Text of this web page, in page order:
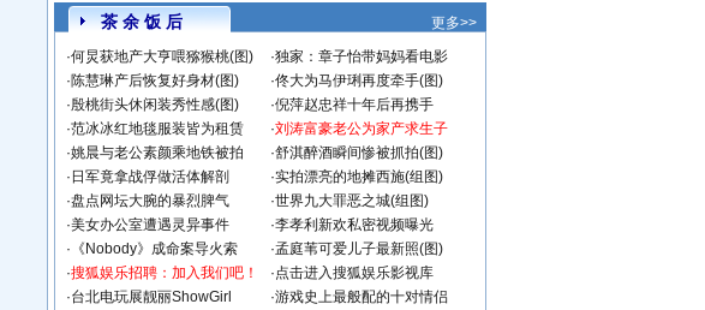
茶 余 饭 后
更多>>
·何炅获地产大亨喂猕猴桃(图) ·独家：章子怡带妈妈看电影
·陈慧琳产后恢复好身材(图) ·佟大为马伊琍再度牵手(图)
·殷桃街头休闲装秀性感(图) ·倪萍赵忠祥十年后再携手
·范冰冰红地毯服装皆为租赁 ·刘涛富豪老公为家产求生子
·姚晨与老公素颜乘地铁被拍 ·舒淇醉酒瞬间惨被抓拍(图)
· 日军竟拿战俘做活体解剖 ·实拍漂亮的地摊西施(组图)
·盘点网坛大腕的暴烈脾气 ·世界九大罪恶之城(组图)
·美女办公室遭遇灵异事件 ·李孝利新欢私密视频曝光
· 《Nobody》成命案导火索 ·孟庭苇可爱儿子最新照(图)
·搜狐娱乐招聘：加入我们吧！ ·点击进入搜狐娱乐影视库
·台北电玩展靓丽ShowGirl ·游戏史上最般配的十对情侣